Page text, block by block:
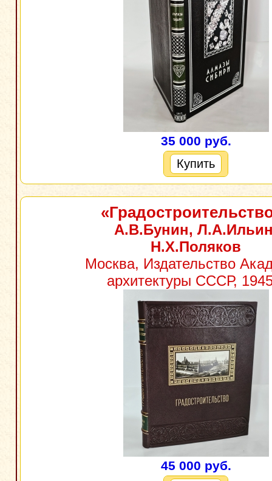
35 000 руб.
Купить
А.В.Бунин,
Н.Х.Поляков
Москва, Издательство
архитектуры СССР,
45 000 руб.